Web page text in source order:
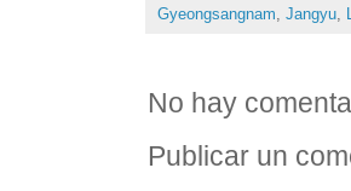
Gyeongsangnam, Jangyu,
No hay
Publicar un